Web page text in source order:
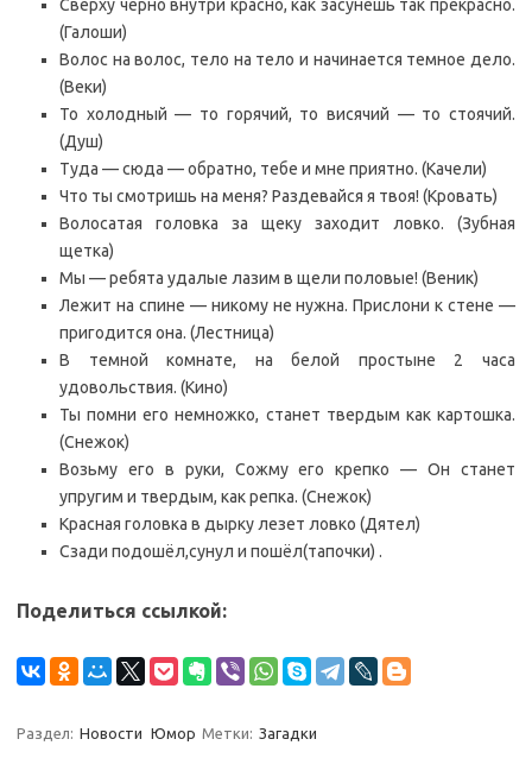
Сверху черно внутри красно, как засунешь так прекрасно.
(Галоши)
Волос на волос, тело на тело и начинается темное дело.
(Веки)
То холодный — то горячий, то висячий — то стоячий.
(Душ)
Туда — сюда — обратно, тебе и мне приятно. (Качели)
Что ты смотришь на меня? Раздевайся я твоя! (Кровать)
Волосатая головка за щеку заходит ловко. (Зубная
щетка)
Мы — ребята удалые лазим в щели половые! (Веник)
Лежит на спине — никому не нужна. Прислони к стене —
пригодится она. (Лестница)
В темной комнате, на белой простыне 2 часа
удовольствия. (Кино)
Ты помни его немножко, станет твердым как картошка.
(Снежок)
Возьму его в руки, Сожму его крепко — Он станет
упругим и твердым, как репка. (Снежок)
Красная головка в дырку лезет ловко (Дятел)
Сзади подошёл,сунул и пошёл(тапочки) .
Поделиться ссылкой:
Раздел: Новости Юмор Метки: Загадки